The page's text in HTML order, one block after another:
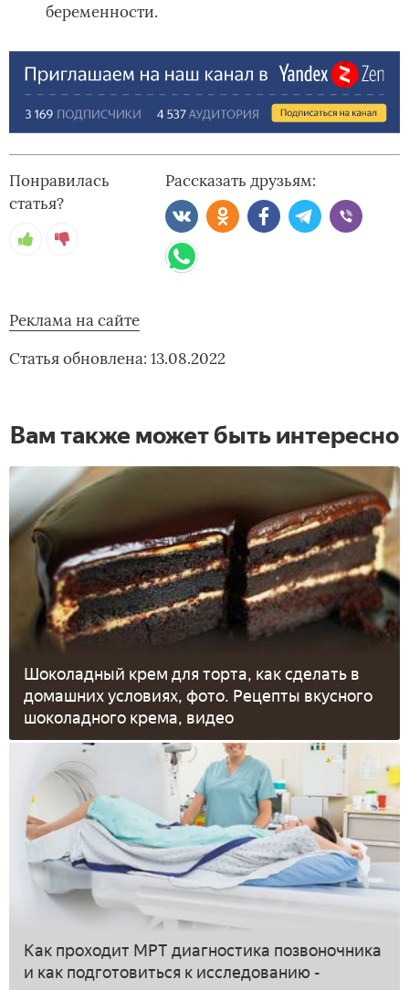
беременности.
Понравилась
статья?
Рассказать друзьям:
Реклама на сайте
Статья обновлена: 13.08.2022
Вам также может быть интересно
Шоколадный крем для торта, как сделать в
домашних условиях, фото. Рецепты вкусного
шоколадного крема, видео
Как проходит МРТ диагностика позвоночника
и как подготовиться к исследованию -